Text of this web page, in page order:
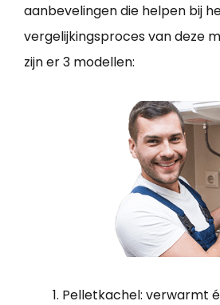
aanbevelingen die helpen bij
vergelijkingsproces van deze
zijn er 3 modellen:
Pelletkachel: verwarmt